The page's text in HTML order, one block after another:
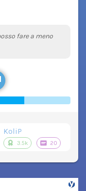
fare a meno
KoliP
3.5k 20